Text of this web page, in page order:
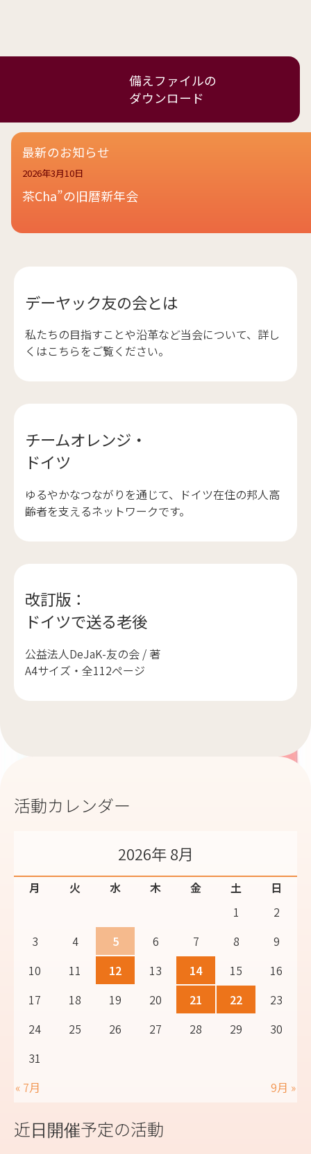
備えファイルの
ダウンロード
最新のお知らせ
2026年3月10日
茶Cha”の旧暦新年会
デーヤック友の会とは
私たちの目指すことや沿革など当会について、詳し
くはこちらをご覧ください。
チームオレンジ・
ドイツ
ゆるやかなつながりを通じて、ドイツ在住の邦人高
齢者を支えるネットワークです。
改訂版：
ドイツで送る老後
公益法人DeJaK-友の会 / 著
A4サイズ・全112ページ
活動カレンダー
2026年 8月
月 火 水 木 金 土
日
1
2
3
4 5 6 7 8
9
10
11 12 13 14 15
16
17
18 19 20 21 22
23
24
25 26 27 28 29
30
31
« 7月
9月 »
近日開催予定の活動